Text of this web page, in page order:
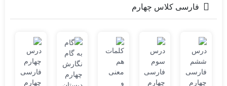
فارسی کلاس چهارم